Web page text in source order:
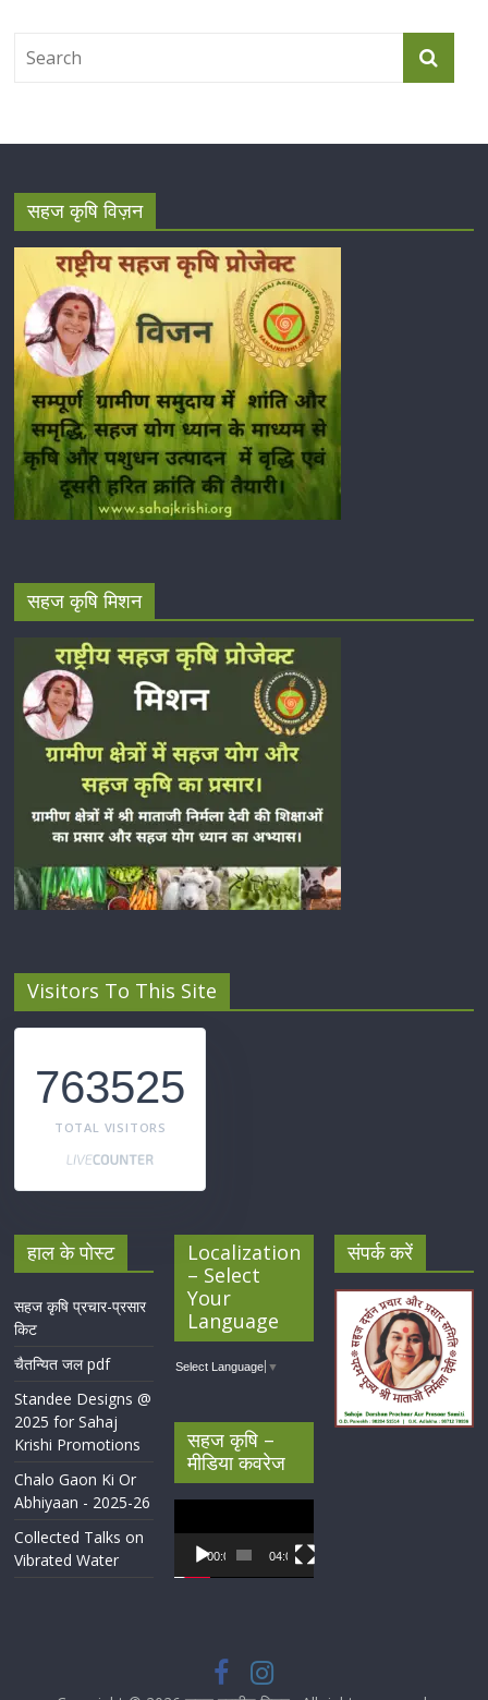
सहज कृषि विज़न
सहज कृषि मिशन
Visitors To This Site
763525
TOTAL VISITORS
हाल के पोस्ट
सहज कृषि प्रचार-प्रसार
किट
चैतन्यित जल pdf
Standee Designs @
2025 for Sahaj
Krishi Promotions
Chalo Gaon Ki Or
Abhiyaan - 2025-26
Collected Talks on
Vibrated Water
Localization
– Select
Your
Language
Select Language ▼
सहज कृषि –
मीडिया कवरेज
Player
00:00 04:07
संपर्क करें